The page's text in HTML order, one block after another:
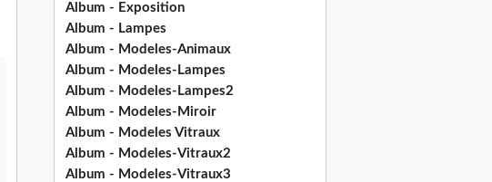
Album - Exposition
Album - Lampes
Album - Modeles-Animaux
Album - Modeles-Lampes
Album - Modeles-Lampes2
Album - Modeles-Miroir
Album - Modeles Vitraux
Album - Modeles-Vitraux2
Album - Modeles-Vitraux3